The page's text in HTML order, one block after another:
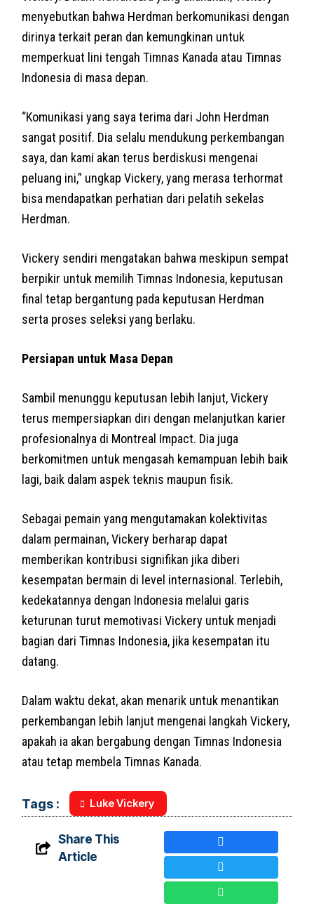
menyebutkan bahwa Herdman berkomunikasi dengan
dirinya terkait peran dan kemungkinan untuk
memperkuat lini tengah Timnas Kanada atau Timnas
Indonesia di masa depan.
“Komunikasi yang saya terima dari John Herdman
sangat positif. Dia selalu mendukung perkembangan
saya, dan kami akan terus berdiskusi mengenai
peluang ini,” ungkap Vickery, yang merasa terhormat
bisa mendapatkan perhatian dari pelatih sekelas
Herdman.
Vickery sendiri mengatakan bahwa meskipun sempat
berpikir untuk memilih Timnas Indonesia, keputusan
final tetap bergantung pada keputusan Herdman
serta proses seleksi yang berlaku.
Persiapan untuk Masa Depan
Sambil menunggu keputusan lebih lanjut, Vickery
terus mempersiapkan diri dengan melanjutkan karier
profesionalnya di Montreal Impact. Dia juga
berkomitmen untuk mengasah kemampuan lebih baik
lagi, baik dalam aspek teknis maupun fisik.
Sebagai pemain yang mengutamakan kolektivitas
dalam permainan, Vickery berharap dapat
memberikan kontribusi signifikan jika diberi
kesempatan bermain di level internasional. Terlebih,
kedekatannya dengan Indonesia melalui garis
keturunan turut memotivasi Vickery untuk menjadi
bagian dari Timnas Indonesia, jika kesempatan itu
datang.
Dalam waktu dekat, akan menarik untuk menantikan
perkembangan lebih lanjut mengenai langkah Vickery,
apakah ia akan bergabung dengan Timnas Indonesia
atau tetap membela Timnas Kanada.
Tags : Luke Vickery
Share This
Article